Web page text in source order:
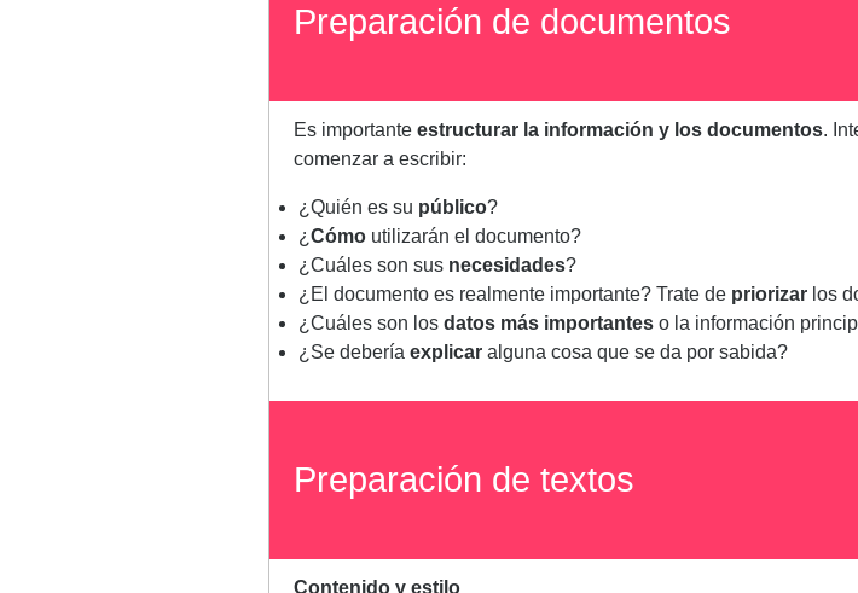
Preparación de documentos
Es importante estructurar la información y los documentos.
comenzar a escribir:
¿Quién es su público? ​
¿ Cómo utilizarán el documento? ​
¿Cuáles son sus necesidades? ​
¿El documento es realmente importante? Trate de priorizar los
¿Cuáles son los datos más importantes o la información
¿Se debería explicar alguna cosa que se da por sabida?
Preparación de textos
Contenido y estilo